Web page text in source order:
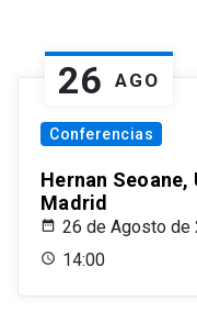
26 AGO
Conferencias
Hernan
Madrid
26 de Agosto de
14:00